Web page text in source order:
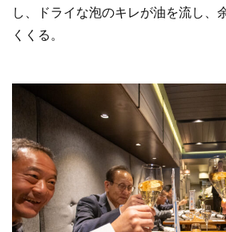
し、ドライな泡のキレが油を流し、
くくる。